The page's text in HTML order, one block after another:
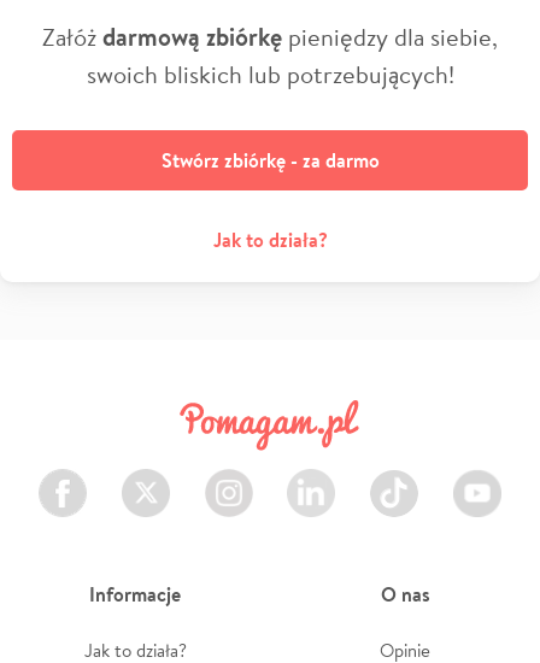
Załóżdarmową zbiórkę pieniędzy dla siebie,
swoich bliskich lub potrzebujących!
Stwórz zbiórkę - za darmo
Jak to działa?
Facebook Twitter Instagram LinkedIn TikTok Youtube
Informacje
Jak to działa?
O nas
Opinie